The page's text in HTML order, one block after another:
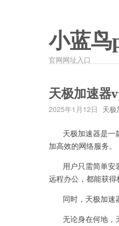
小蓝鸟
官网网址入口
天极加速器
2025年1月12日 天极
天极加速器是一款
加高效的网络服务。
用户只需简单安装
远程办公，都能获得
同时，天极加速
无论身在何地，